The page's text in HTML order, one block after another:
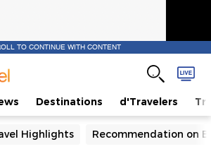
TO CONTINUE WITH CONTENT
Destinations d'Travelers
Highlights Recommendation on